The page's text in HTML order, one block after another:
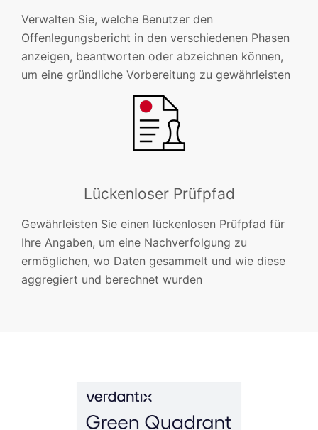
Verwalten Sie, welche Benutzer den
Offenlegungsbericht in den verschiedenen Phasen
anzeigen, beantworten oder abzeichnen können,
um eine gründliche Vorbereitung zu gewährleisten
Lückenloser Prüfpfad
Gewährleisten Sie einen lückenlosen Prüfpfad für
Ihre Angaben, um eine Nachverfolgung zu
ermöglichen, wo Daten gesammelt und wie diese
aggregiert und berechnet wurden